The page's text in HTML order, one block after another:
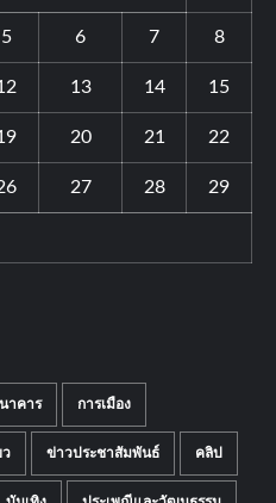
5 6 7 8
13 14 15
20 21 22
27 28 29
าคาร การเมือง
ว ข่าวประชาสัมพันธ์ คลิป